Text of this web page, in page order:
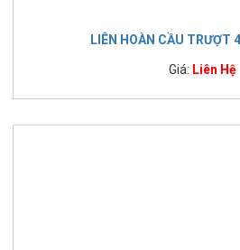
LIÊN HOÀN CẦU TRƯỢT
Giá: Liên Hệ